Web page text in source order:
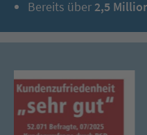
Bereits über2,5